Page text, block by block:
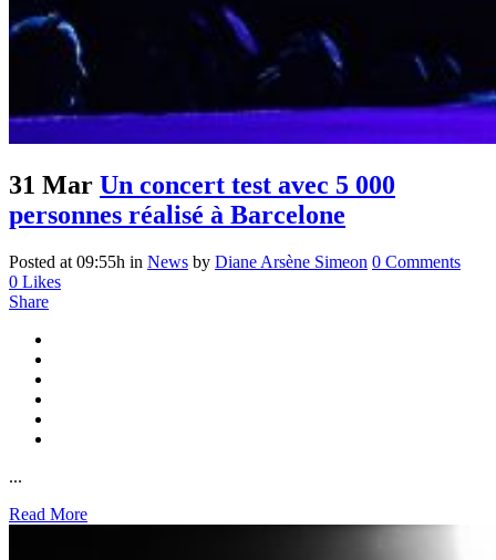
31 Mar Un concert test avec 5 000
personnes réalisé à Barcelone
Posted at 09:55h in News by Diane Arsène Simeon 0 Comments
0 Likes
Share
...
Read More